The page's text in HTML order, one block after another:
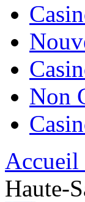
Non
Accueil
Haute-